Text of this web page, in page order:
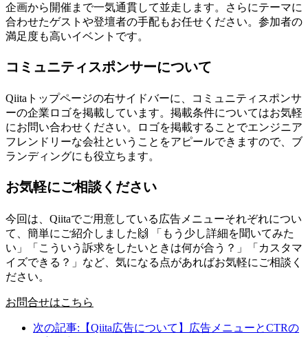
企画から開催まで一気通貫して並走します。さらにテーマに
合わせたゲストや登壇者の手配もお任せください。参加者の
満足度も高いイベントです。
コミュニティスポンサーについて
Qiitaトップページの右サイドバーに、コミュニティスポンサ
ーの企業ロゴを掲載しています。掲載条件についてはお気軽
にお問い合わせください。ロゴを掲載することでエンジニア
フレンドリーな会社ということをアピールできますので、ブ
ランディングにも役立ちます。
お気軽にご相談ください
今回は、Qiitaでご用意している広告メニューそれぞれについ
て、簡単にご紹介しました🙌 「もう少し詳細を聞いてみた
い」「こういう訴求をしたいときは何が合う？」「カスタマ
イズできる？」など、気になる点があればお気軽にご相談く
ださい。
お問合せはこちら
次の記事: 【Qiita広告について】広告メニューとCTRの